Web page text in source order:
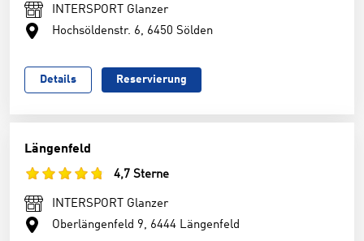
INTERSPORT Glanzer
Hochsöldenstr. 6, 6450 Sölden
Details Reservierung
Längenfeld
4,7 Sterne
INTERSPORT Glanzer
Oberlängenfeld 9, 6444 Längenfeld